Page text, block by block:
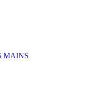
MAINS